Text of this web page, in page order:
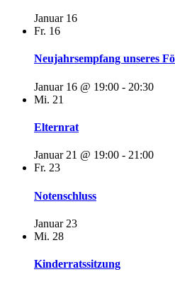
Januar 16
Fr. 16
Neujahrsempfang unseres
Januar 16 @ 19:00 - 20:30
Mi. 21
Elternrat
Januar 21 @ 19:00 - 21:00
Fr. 23
Notenschluss
Januar 23
Mi. 28
Kinderratssitzung